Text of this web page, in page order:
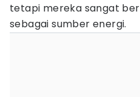
tetapi mereka sangat
sebagai sumber energi.